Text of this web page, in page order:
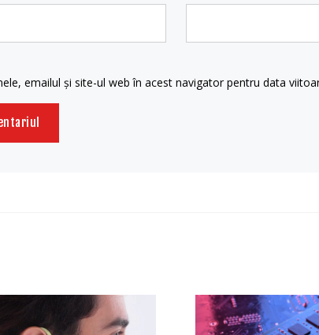
emailul și site-ul web în acest navigator pentru data